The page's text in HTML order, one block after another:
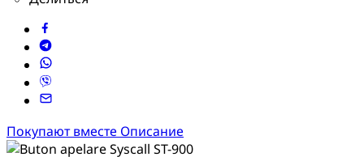
Покупают вместе Описание